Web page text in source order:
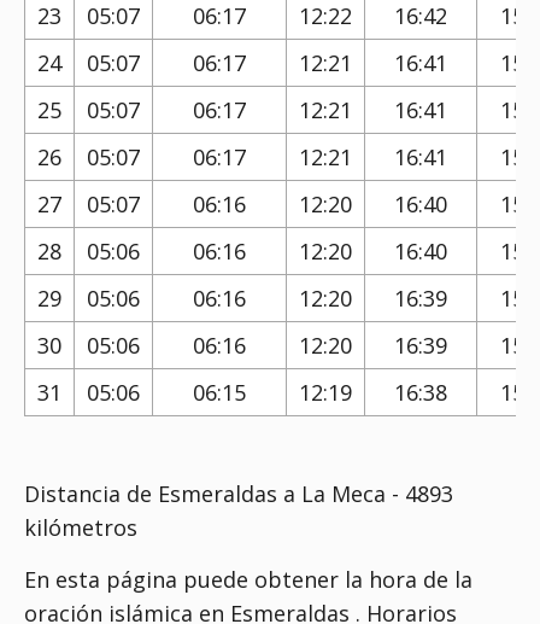
23
05:07 06:17 12:22 16:42
24
05:07 06:17 12:21 16:41
25
05:07 06:17 12:21 16:41
26
05:07 06:17 12:21 16:41
27
05:07 06:16 12:20 16:40
28
05:06 06:16 12:20 16:40
29
05:06 06:16 12:20 16:39
30
05:06 06:16 12:20 16:39
31
05:06 06:15 12:19 16:38
Distancia de Esmeraldas a La Meca - 4893
kilómetros
En esta página puede obtener la hora de la
oración islámica en Esmeraldas . Horarios